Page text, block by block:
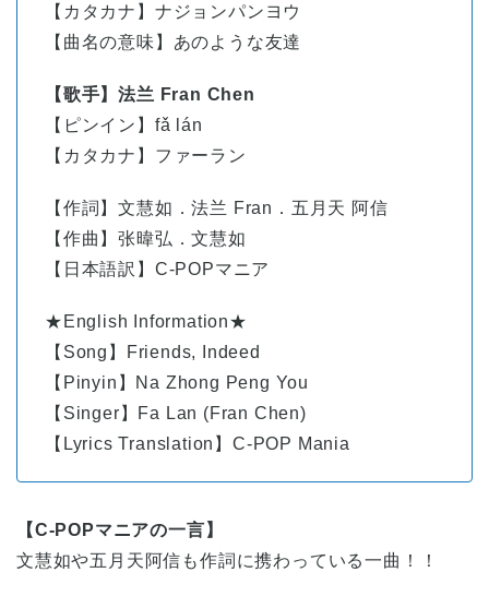
【カタカナ】ナジョンパンヨウ
【曲名の意味】あのような友達
【歌手】法兰 Fran Chen
【ピンイン】 fǎ
lán
【カタカナ】ファーラン
【作詞】文慧如．法兰 Fran．五月天 阿信
【作曲】张暐弘．文慧如
【日本語訳】C-POPマニア
★English Information★
【Song】Friends, Indeed
【Pinyin】Na Zhong Peng You
【Singer】Fa Lan (Fran Chen)
【Lyrics Translation】C-POP Mania
【C-POPマニアの一言】
文慧如や五月天阿信も作詞に携わっている一曲！！